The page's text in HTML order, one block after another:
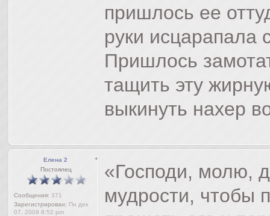
пришлось ее
руки исцарапала
Пришлось
тащить эту
выкинуть нахер
Елена 2
Постоялец
Сообщения: 371
Зарегистрирован: Пн дек
07, 2009 8:52 pm
«Господи, молю,
мудрости, чтобы